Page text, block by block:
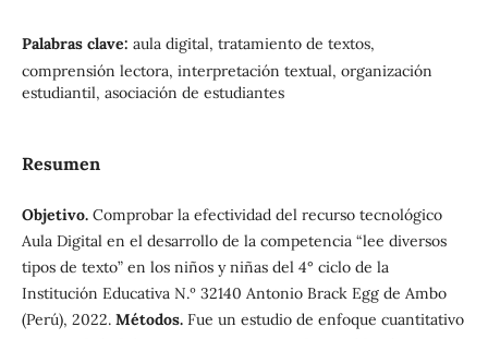
Palabras clave: aula digital, tratamiento de textos,
comprensión lectora, interpretación textual, organización
estudiantil, asociación de estudiantes
Resumen
Objetivo.Comprobar la efectividad del recurso tecnológico
Aula Digital en el desarrollo de la competencia “lee diversos
tipos de texto” en los niños y niñas del 4° ciclo de la
Institución Educativa N.º 32140 Antonio Brack Egg de Ambo
(Perú), 2022. Métodos. Fue un estudio de enfoque cuantitativo